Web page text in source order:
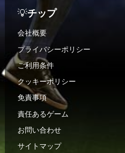
💡チップ
会社概要
プライバシーポリシー
ご利用条件
クッキーポリシー
免責事項
責任あるゲーム
お問い合わせ
サイトマップ